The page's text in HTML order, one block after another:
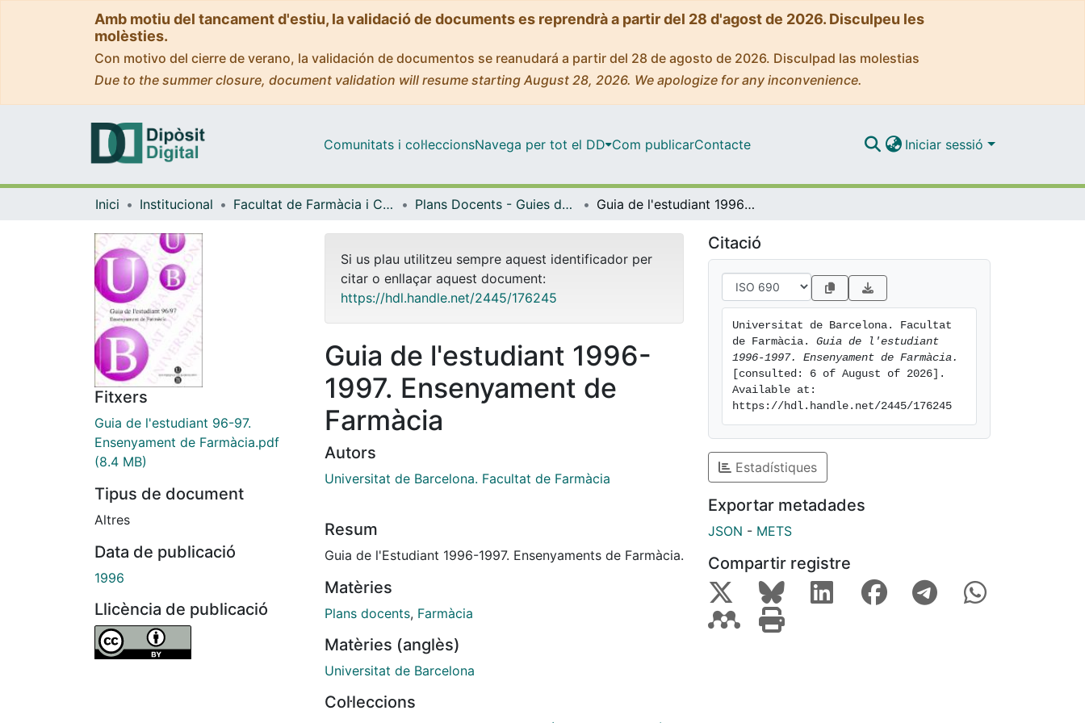
Amb motiu del tancament d'estiu, la validació de documents es reprendrà a partir del 28 d'agost de 2026. Disculpeu les
molèsties.
Con motivo del cierre de verano, la validación de documentos se reanudará a partir del 28 de agosto de 2026. Disculpad las molestias
Due to the summer closure, document validation will resume starting August 28, 2026. We apologize for any inconvenience.
Comunitats i col·leccionsNavega per tot el DD Com publicarContacte Iniciar sessió
Inici Institucional Facultat de Farmàcia i Ciències de l'Alimentació Plans Docents - Guies de l'estudiant (Facultat de Farmàcia i Ciències de l'Alimentació) Guia de l'estudiant 1996-1997. Ensenyament de Farmàcia
Fitxers
Guia de l'estudiant 96-97.
Ensenyament de Farmàcia.pdf
(8.4 MB)
Tipus de document
Altres
Data de publicació
1996
Llicència de publicació
Si us plau utilitzeu sempre aquest identificador per
citar o enllaçar aquest document:
https://hdl.handle.net/2445/176245
Guia de l'estudiant 1996-
1997. Ensenyament de
Farmàcia
Autors
Universitat de Barcelona. Facultat de Farmàcia
Resum
Guia de l'Estudiant 1996-1997. Ensenyaments de Farmàcia.
Matèries
Plans docents, Farmàcia
Matèries (anglès)
Universitat de Barcelona
Col·leccions
Citació
Universitat de Barcelona. Facultat
de Farmàcia. Guia de l'estudiant
1996-1997. Ensenyament de Farmàcia.
[consulted: 6 of August of 2026].
Available at:
https://hdl.handle.net/2445/176245
Estadístiques
Exportar metadades
JSON - METS
Compartir registre